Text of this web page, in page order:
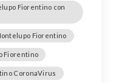
Fiorentino con
Fiorentino
Fiorentino
CoronaVirus